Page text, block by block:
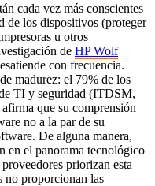
cada vez más conscientes
de los dispositivos (proteger
u otros
de HP Wolf
con frecuencia.
madurez: el 79% de los
TI y seguridad (ITDSM,
que su comprensión
no a la par de su
De alguna manera,
en el panorama tecnológico
priorizan esta
no proporcionan las